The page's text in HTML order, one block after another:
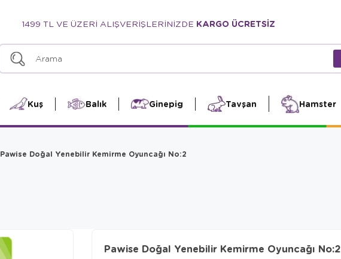
1499 TL VE ÜZERİ ALIŞVERİŞLERİNİZDE KARGO ÜCRETSİZ
Kuş Balık Ginepig Tavşan Hamster
Pawise Doğal Yenebilir Kemirme Oyuncağı No:2
Pawise Doğal Yenebilir Kemirme Oyuncağı No:2